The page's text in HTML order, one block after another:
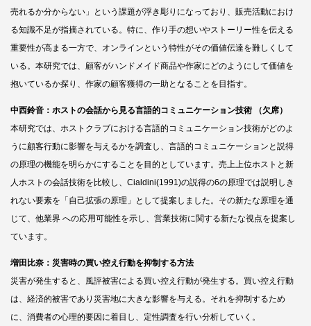
売れるか分からない」という課題が浮き彫りになっており、販売活動におけ
る知識不足が指摘されている。特に、作り手の想いやストーリー性を伝える
重要性が高まる一方で、オンラインという特性がその価値伝達を難しくして
いる。本研究では、顧客がハンドメイド商品や作家にどのようにして価値を
抱いているか探り、作家の顧客獲得の一助となることを目指す。
中西鈴音：ホストの会話から見る言語的コミュニケーション技術 （欠席）
本研究では、ホストクラブにおける言語的コミュニケーション技術がどのよ
うに顧客行動に影響を与えるかを調査し、言語的コミュニケーションと説得
の原理の機能を明らかにすることを目的としています。売上上位ホストと新
人ホストの会話技術を比較し、Cialdini(1991)の説得の6の原理では説明しき
れない要素を「自己拡張の原理」として提案しました。その新たな原理を通
じて、他業界 への応用可能性を示し、営業技術に関する新たな視点を提案し
ています。
増田比奈：災害時の買い控え行動を抑制する方法
災害が発生すると、風評被害による買い控え行動が発生する。買い控え行動
は、経済的被害であり災害地に大きな影響を与える。それを抑制するため
に、消費者の心理的要因に着目し、定性調査を行い分析していく。